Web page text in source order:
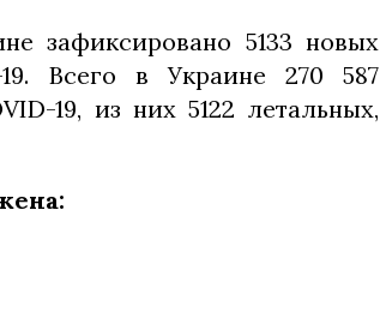
зафиксировано 5133 новых
Всего в Украине 270 587
19, из них 5122 летальных,